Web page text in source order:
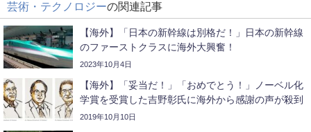
芸術・テクノロジーの関連記事
【海外】「日本の新幹線は別格だ！」日本の新幹線
のファーストクラスに海外大興奮！
2023年10月4日
【海外】「妥当だ！」「おめでとう！」ノーベル化
学賞を受賞した吉野彰氏に海外から感謝の声が殺到
2019年10月10日